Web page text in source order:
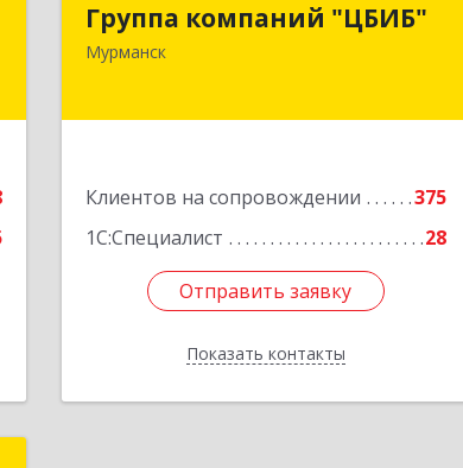
Группа компаний "ЦБИБ"
Мурманск
Клиентов на сопровождении
375
1С:Специалист
28
Отправить заявку
Показать контакты
183010, Мурманская обл, Мурманск г,
Подробнее
Отправить заявку
Назад